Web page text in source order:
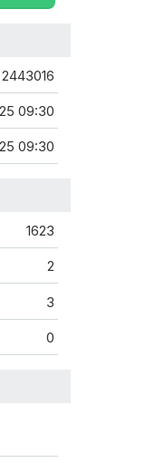
2443016
09:30
09:30
1623
2
3
0